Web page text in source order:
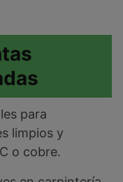
para
limpios y
o cobre.